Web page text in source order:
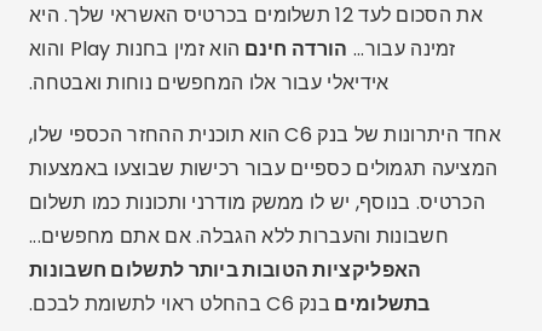
את הסכום לעד 12 תשלומים בכרטיס האשראי שלך. היא
זמינה עבור... הורדה חינם
הוא זמין בחנות Play והוא
אידיאלי עבור אלו המחפשים נוחות ואבטחה.
אחד היתרונות של בנק C6 הוא תוכנית ההחזר הכספי שלו,
המציעה תגמולים כספיים עבור רכישות שבוצעו באמצעות
הכרטיס. בנוסף, יש לו ממשק מודרני ותכונות כמו תשלום
חשבונות והעברות ללא הגבלה. אם אתם מחפשים...
האפליקציות הטובות ביותר לתשלום חשבונות
בתשלומים בנק C6 בהחלט ראוי לתשומת לבכם.